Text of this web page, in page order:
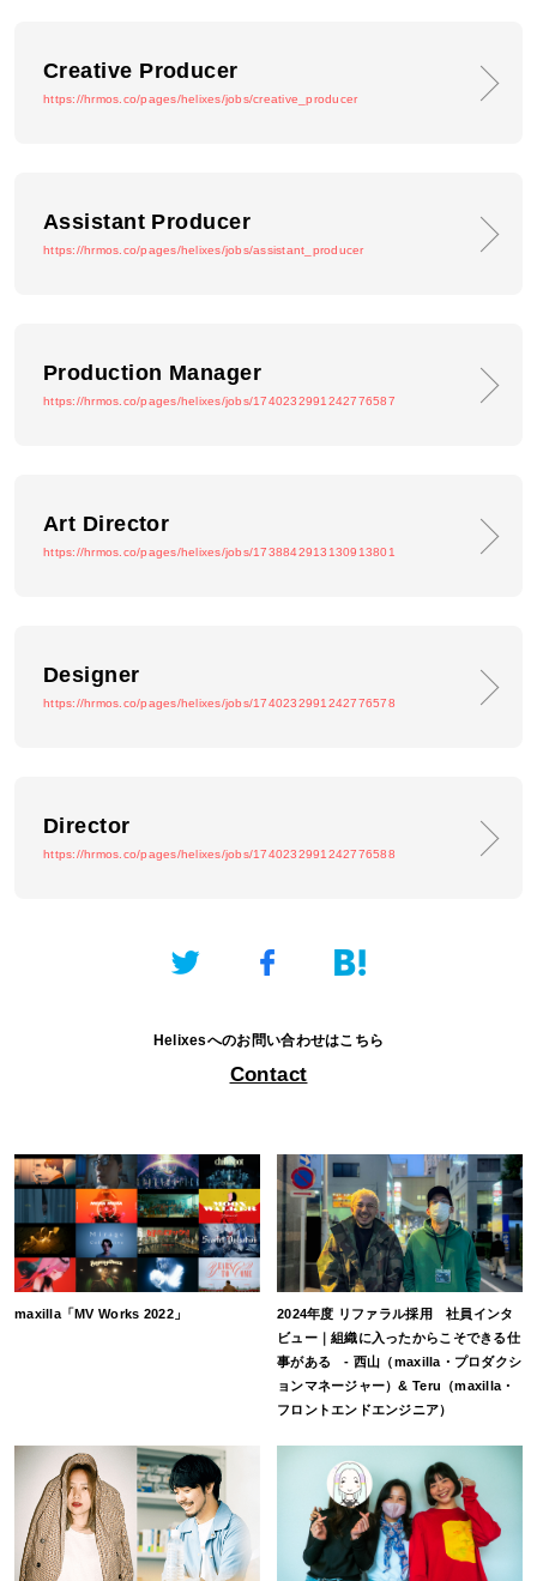
Creative Producer
https://hrmos.co/pages/helixes/jobs/creative_producer
Assistant Producer
https://hrmos.co/pages/helixes/jobs/assistant_producer
Production Manager
https://hrmos.co/pages/helixes/jobs/1740232991242776587
Art Director
https://hrmos.co/pages/helixes/jobs/1738842913130913801
Designer
https://hrmos.co/pages/helixes/jobs/1740232991242776578
Director
https://hrmos.co/pages/helixes/jobs/1740232991242776588
Helixesへのお問い合わせはこちら
Contact
maxilla「MV Works 2022」
2024年度 リファラル採用 社員インタ
ビュー｜組織に入ったからこそできる仕
事がある - 西山（maxilla・プロダクシ
ョンマネージャー）& Teru（maxilla・
フロントエンドエンジニア）